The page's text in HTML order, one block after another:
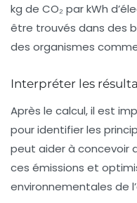
kg de CO₂ par kWh
être trouvés dans des
des organismes comme
Interpréter les
Après le calcul, il est
pour identifier les
peut aider à concevoir
ces émissions et
environnementales de